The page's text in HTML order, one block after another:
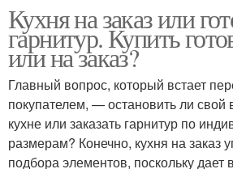
Кухня на заказ или
гарнитур. Купить
или на заказ?
Главный вопрос, который встает
покупателем, — остановить ли свой
кухне или заказать гарнитур по
размерам? Конечно, кухня на заказ
подбора элементов, поскольку дает